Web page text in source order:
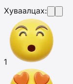
Хуваалцах:
1